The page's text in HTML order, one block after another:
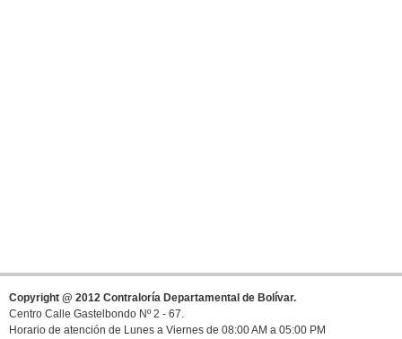
Copyright @ 2012 Contraloría Departamental de Bolívar.
Centro Calle Gastelbondo Nº 2 - 67.
Horario de atención de Lunes a Viernes de 08:00 AM a 05:00 PM